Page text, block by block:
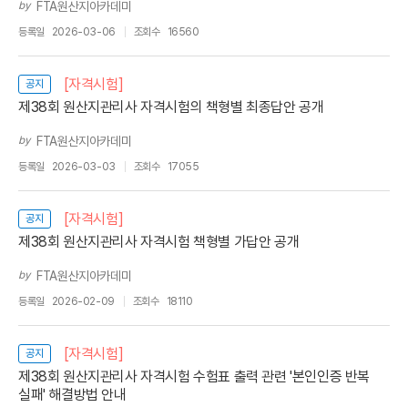
by FTA원산지아카데미
등록일 2026-03-06 조회수 16560
공지
[자격시험]
제38회 원산지관리사 자격시험의 책형별 최종답안 공개
by FTA원산지아카데미
등록일 2026-03-03 조회수 17055
공지
[자격시험]
제38회 원산지관리사 자격시험 책형별 가답안 공개
by FTA원산지아카데미
등록일 2026-02-09 조회수 18110
공지
[자격시험]
제38회 원산지관리사 자격시험 수험표 출력 관련 '본인인증 반복
실패' 해결방법 안내